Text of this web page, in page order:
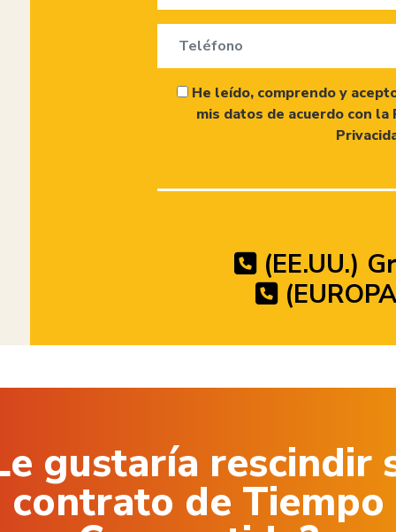
He leído, comprendo y
mis datos de acuerdo con la
(EE.UU.)
gustaría rescindir
contrato de Tiempo